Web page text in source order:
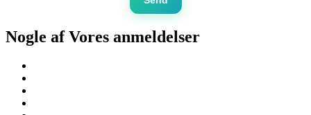
Nogle af Vores anmeldelser